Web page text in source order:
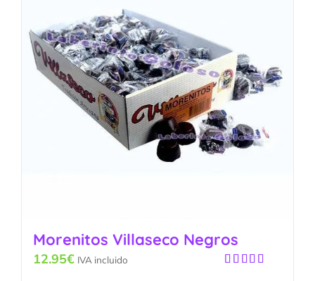
Morenitos Villaseco Negros
12.95€ IVA incluido